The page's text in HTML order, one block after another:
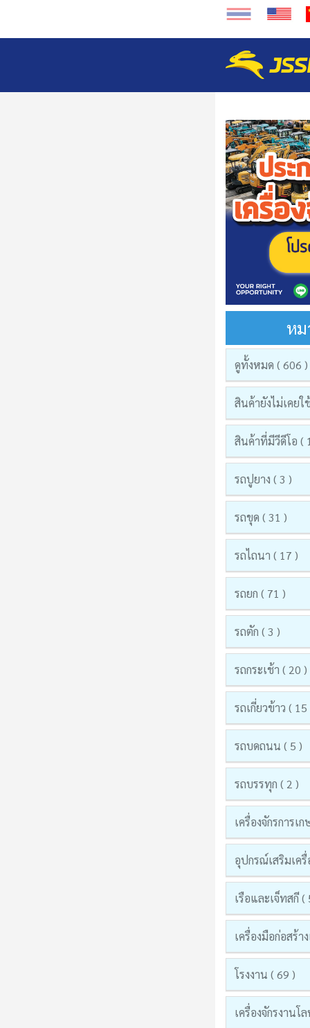
ห
ดูทั้งหมด ( 606 )
สินค้ายังไม่เคยใ
สินค้าที่มีวีดีโอ (
รถปูยาง ( 3 )
รถขุด ( 31 )
รถไถนา ( 17 )
รถยก ( 71 )
รถตัก ( 3 )
รถกระเช้า ( 20 )
รถเกี่ยวข้าว ( 15
รถบดถนน ( 5 )
รถบรรทุก ( 2 )
เครื่องจักรการเ
อุปกรณ์เสริมเค
เรือและเจ็ทสกี (
เครื่องมือก่อสร้
โรงงาน ( 69 )
เครื่องจักรงานโ